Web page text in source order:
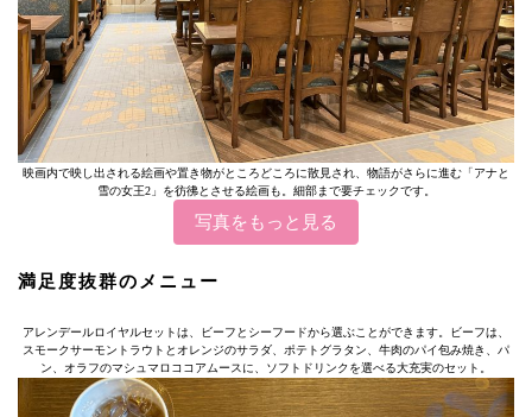
映画内で映し出される絵画や置き物がところどころに散見され、物語がさらに進む「アナと
雪の女王2」を彷彿とさせる絵画も。細部まで要チェックです。
写真をもっと見る
満足度抜群のメニュー
アレンデールロイヤルセットは、ビーフとシーフードから選ぶことができます。ビーフは、
スモークサーモントラウトとオレンジのサラダ、ポテトグラタン、牛肉のパイ包み焼き、パ
ン、オラフのマシュマロココアムースに、ソフトドリンクを選べる大充実のセット。